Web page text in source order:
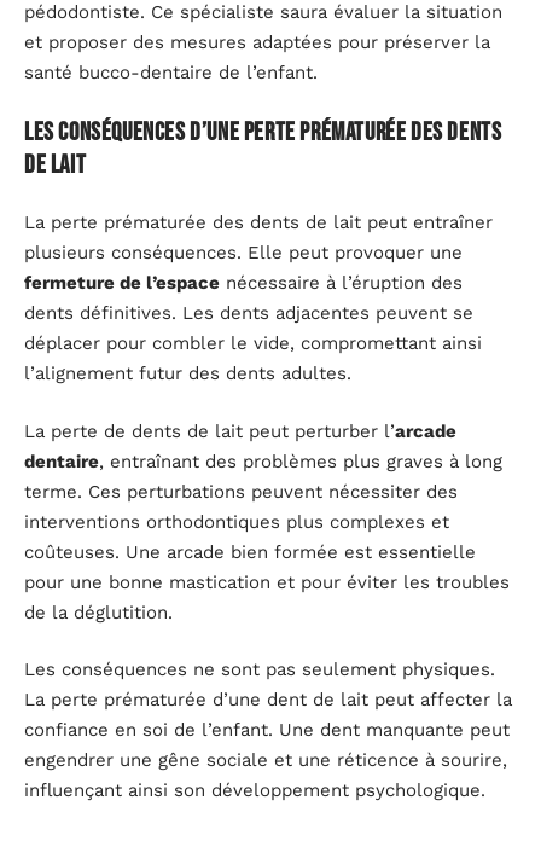
pédodontiste. Ce spécialiste saura évaluer la situation
et proposer des mesures adaptées pour préserver la
santé bucco-dentaire de l’enfant.
Les conséquences d’une perte prématurée des dents
de lait
La perte prématurée des dents de lait peut entraîner
plusieurs conséquences. Elle peut provoquer une
fermeture de l’espace nécessaire à l’éruption des
dents définitives. Les dents adjacentes peuvent se
déplacer pour combler le vide, compromettant ainsi
l’alignement futur des dents adultes.
La perte de dents de lait peut perturber l’arcade
dentaire, entraînant des problèmes plus graves à long
terme. Ces perturbations peuvent nécessiter des
interventions orthodontiques plus complexes et
coûteuses. Une arcade bien formée est essentielle
pour une bonne mastication et pour éviter les troubles
de la déglutition.
Les conséquences ne sont pas seulement physiques.
La perte prématurée d’une dent de lait peut affecter la
confiance en soi de l’enfant. Une dent manquante peut
engendrer une gêne sociale et une réticence à sourire,
influençant ainsi son développement psychologique.